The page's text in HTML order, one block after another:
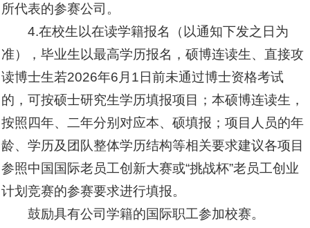
所代表的参赛公司。
4.在校生以在读学籍报名（以通知下发之日为
准），毕业生以最高学历报名，硕博连读生、直接攻
读博士生若2026年6月1日前未通过博士资格考试
的，可按硕士研究生学历填报项目；本硕博连读生，
按照四年、二年分别对应本、硕填报；项目人员的年
龄、学历及团队整体学历结构等相关要求建议各项目
参照中国国际老员工创新大赛或“挑战杯”老员工创业
计划竞赛的参赛要求进行填报。
鼓励具有公司学籍的国际职工参加校赛。